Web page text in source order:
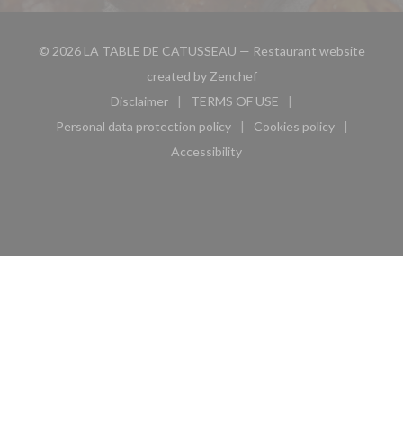
© 2026 LA TABLE DE CATUSSEAU — Restaurant website
created by Zenchef((opens in a new window))
Disclaimer
((opens in a new window))
TERMS OF USE
((opens in a new window))
Personal data protection policy
((opens in a new window))
Cookies policy
((opens in a new
Accessibility
((opens in a new window))